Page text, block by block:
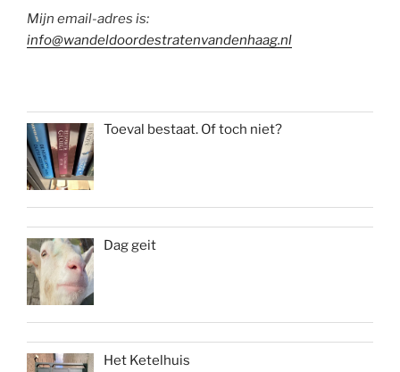
Mijn email-adres is:
info@wandeldoordestratenvandenhaag.nl
Toeval bestaat. Of toch niet?
Dag geit
Het Ketelhuis